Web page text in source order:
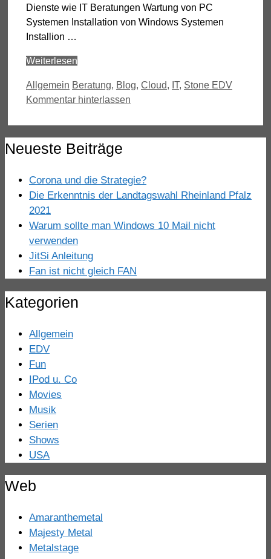
Dienste wie IT Beratungen Wartung von PC
Systemen Installation von Windows Systemen
Installion …
Weiterlesen
Kategorien
Allgemein Schlagwörter
Beratung, Blog, Cloud, IT, Stone EDV
Kommentar hinterlassen
Neueste Beiträge
Corona und die Strategie?
Die Erkenntnis der Landtagswahl Rheinland Pfalz
2021
Warum sollte man Windows 10 Mail nicht
verwenden
JitSi Anleitung
Fan ist nicht gleich FAN
Kategorien
Allgemein
EDV
Fun
IPod u. Co
Movies
Musik
Serien
Shows
USA
Web
Amaranthemetal
Majesty Metal
Metalstage